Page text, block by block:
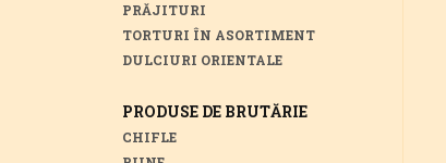
PRĂJITURI
TORTURI ÎN ASORTIMENT
DULCIURI ORIENTALE
PRODUSE DE BRUTĂRIE
CHIFLE